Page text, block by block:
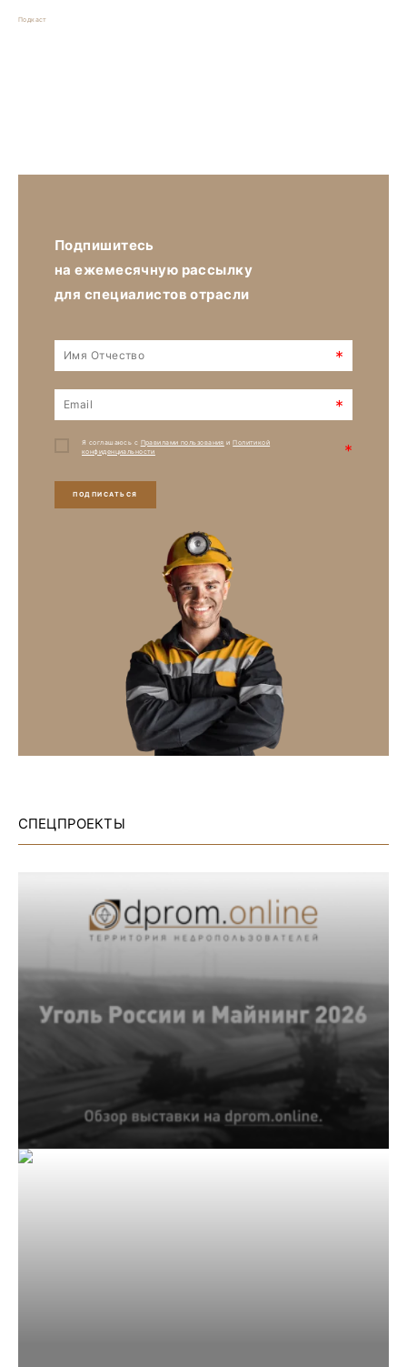
Подкаст
Подпишитесь
на ежемесячную рассылку
для специалистов отрасли
*
*
Я соглашаюсь с Правилами пользования иПолитикой
конфиденциальности
*
ПОДПИСАТЬСЯ
СПЕЦПРОЕКТЫ